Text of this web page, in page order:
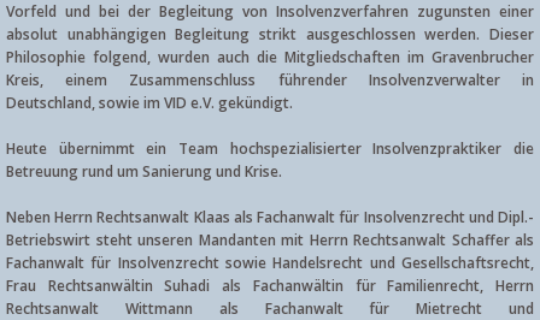
Vorfeld und bei der Begleitung von Insolvenzverfahren zugunsten einer
absolut unabhängigen Begleitung strikt ausgeschlossen werden. Dieser
Philosophie folgend, wurden auch die Mitgliedschaften im Gravenbrucher
Kreis, einem Zusammenschluss führender Insolvenzverwalter in
Deutschland, sowie im VID e.V. gekündigt.
Heute übernimmt ein Team hochspezialisierter Insolvenzpraktiker die
Betreuung rund um Sanierung und Krise.
Neben Herrn Rechtsanwalt Klaas als Fachanwalt für Insolvenzrecht und Dipl.-
Betriebswirt steht unseren Mandanten mit Herrn Rechtsanwalt Schaffer als
Fachanwalt für Insolvenzrecht sowie Handelsrecht und Gesellschaftsrecht,
Frau Rechtsanwältin Suhadi als Fachanwältin für Familienrecht, Herrn
Rechtsanwalt Wittmann als Fachanwalt für Mietrecht und